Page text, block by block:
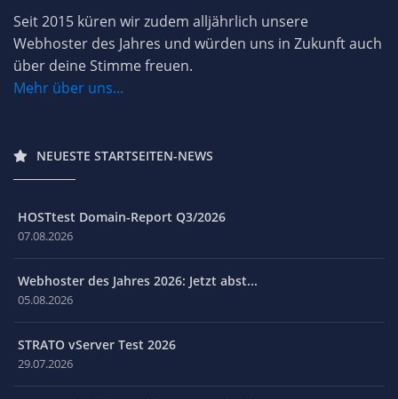
Seit 2015 küren wir zudem alljährlich unsere
Webhoster des Jahres und würden uns in Zukunft auch
über deine Stimme freuen.
Mehr über uns...
NEUESTE STARTSEITEN-NEWS
HOSTtest Domain-Report Q3/2026
07.08.2026
Webhoster des Jahres 2026: Jetzt abst...
05.08.2026
STRATO vServer Test 2026
29.07.2026